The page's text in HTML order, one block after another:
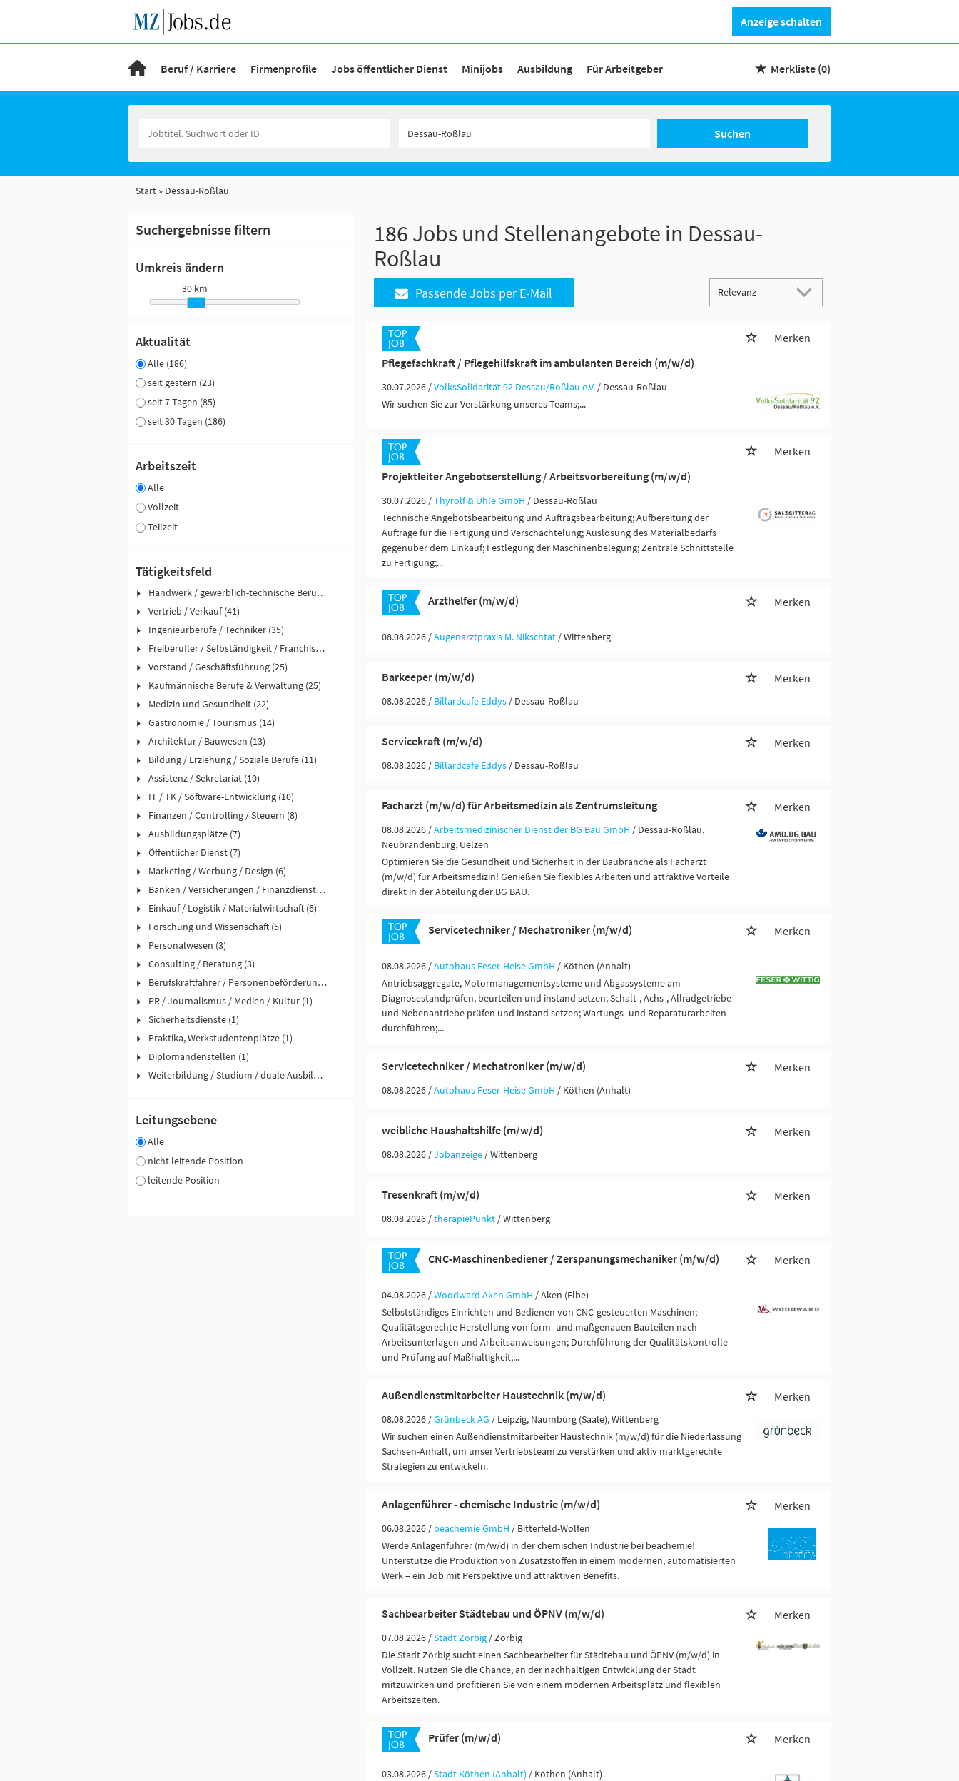
Anzeige schalten
Beruf / Karriere Firmenprofile Jobs öffentlicher Dienst Minijobs Ausbildung Für Arbeitgeber Merkliste (0)
Suchen
Start Dessau-Roßlau
Suchergebnisse filtern
Umkreis ändern
30 km
Aktualität
Alle (186)
seit gestern (23)
seit 7 Tagen (85)
seit 30 Tagen (186)
Arbeitszeit
Alle
Vollzeit
Teilzeit
Tätigkeitsfeld
Handwerk / gewerblich-technische Berufe (53)
Vertrieb / Verkauf (41)
Ingenieurberufe / Techniker (35)
Freiberufler / Selbständigkeit / Franchise (31)
Vorstand / Geschäftsführung (25)
Kaufmännische Berufe & Verwaltung (25)
Medizin und Gesundheit (22)
Gastronomie / Tourismus (14)
Architektur / Bauwesen (13)
Bildung / Erziehung / Soziale Berufe (11)
Assistenz / Sekretariat (10)
IT / TK / Software-Entwicklung (10)
Finanzen / Controlling / Steuern (8)
Ausbildungsplätze (7)
Öffentlicher Dienst (7)
Marketing / Werbung / Design (6)
Banken / Versicherungen / Finanzdienstleister (6)
Einkauf / Logistik / Materialwirtschaft (6)
Forschung und Wissenschaft (5)
Personalwesen (3)
Consulting / Beratung (3)
Berufskraftfahrer / Personenbeförderung (Land, Wasser, Luft) (3)
PR / Journalismus / Medien / Kultur (1)
Sicherheitsdienste (1)
Praktika, Werkstudentenplätze (1)
Diplomandenstellen (1)
Weiterbildung / Studium / duale Ausbildung (1)
Leitungsebene
Alle
nicht leitende Position
leitende Position
186 Jobs und Stellenangebote in Dessau-
Roßlau
Passende Jobs per E-Mail
Pflegefachkraft / Pflegehilfskraft im ambulanten Bereich (m/w/d)
Merken
30.07.2026 /VolksSolidarität 92 Dessau/Roßlau e.V. / Dessau-Roßlau
Wir suchen Sie zur Verstärkung unseres Teams;...
Projektleiter Angebotserstellung / Arbeitsvorbereitung (m/w/d)
Merken
30.07.2026 /Thyrolf & Uhle GmbH / Dessau-Roßlau
Technische Angebotsbearbeitung und Auftragsbearbeitung; Aufbereitung der
Aufträge für die Fertigung und Verschachtelung; Auslösung des Materialbedarfs
gegenüber dem Einkauf; Festlegung der Maschinenbelegung; Zentrale Schnittstelle
zu Fertigung;...
Arzthelfer (m/w/d) Merken
08.08.2026 /Augenarztpraxis M. Nikschtat / Wittenberg
Barkeeper (m/w/d) Merken
08.08.2026 / Billardcafe Eddys / Dessau-Roßlau
Servicekraft (m/w/d) Merken
08.08.2026 / Billardcafe Eddys / Dessau-Roßlau
Facharzt (m/w/d) für Arbeitsmedizin als Zentrumsleitung Merken
08.08.2026 /Arbeitsmedizinischer Dienst der BG Bau GmbH / Dessau-Roßlau,
Neubrandenburg, Uelzen
Optimieren Sie die Gesundheit und Sicherheit in der Baubranche als Facharzt
(m/w/d) für Arbeitsmedizin! Genießen Sie flexibles Arbeiten und attraktive Vorteile
direkt in der Abteilung der BG BAU.
Servicetechniker / Mechatroniker (m/w/d) Merken
08.08.2026 /Autohaus Feser-Heise GmbH / Köthen (Anhalt)
Antriebsaggregate, Motormanagementsysteme und Abgassysteme am
Diagnosestandprüfen, beurteilen und instand setzen; Schalt-, Achs-, Allradgetriebe
und Nebenantriebe prüfen und instand setzen; Wartungs- und Reparaturarbeiten
durchführen;...
Servicetechniker / Mechatroniker (m/w/d) Merken
08.08.2026 /Autohaus Feser-Heise GmbH / Köthen (Anhalt)
weibliche Haushaltshilfe (m/w/d) Merken
08.08.2026 /Jobanzeige / Wittenberg
Tresenkraft (m/w/d) Merken
08.08.2026 /therapiePunkt / Wittenberg
CNC-Maschinenbediener / Zerspanungsmechaniker (m/w/d) Merken
04.08.2026 /Woodward Aken GmbH / Aken (Elbe)
Selbstständiges Einrichten und Bedienen von CNC-gesteuerten Maschinen;
Qualitätsgerechte Herstellung von form- und maßgenauen Bauteilen nach
Arbeitsunterlagen und Arbeitsanweisungen; Durchführung der Qualitätskontrolle
und Prüfung auf Maßhaltigkeit;...
Außendienstmitarbeiter Haustechnik (m/w/d) Merken
08.08.2026 /Grünbeck AG / Leipzig, Naumburg (Saale), Wittenberg
Wir suchen einen Außendienstmitarbeiter Haustechnik (m/w/d) für die Niederlassung
Sachsen-Anhalt, um unser Vertriebsteam zu verstärken und aktiv marktgerechte
Strategien zu entwickeln.
Anlagenführer - chemische Industrie (m/w/d) Merken
06.08.2026 / beachemie GmbH / Bitterfeld-Wolfen
Werde Anlagenführer (m/w/d) in der chemischen Industrie bei beachemie!
Unterstütze die Produktion von Zusatzstoffen in einem modernen, automatisierten
Werk – ein Job mit Perspektive und attraktiven Benefits.
Sachbearbeiter Städtebau und ÖPNV (m/w/d) Merken
07.08.2026 /Stadt Zörbig / Zörbig
Die Stadt Zörbig sucht einen Sachbearbeiter für Städtebau und ÖPNV (m/w/d) in
Vollzeit. Nutzen Sie die Chance, an der nachhaltigen Entwicklung der Stadt
mitzuwirken und profitieren Sie von einem modernen Arbeitsplatz und flexiblen
Arbeitszeiten.
Prüfer (m/w/d) Merken
03.08.2026 /Stadt Köthen (Anhalt) / Köthen (Anhalt)